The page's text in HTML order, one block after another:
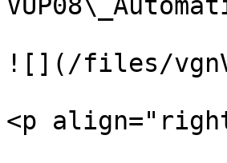
![](/files/
<p